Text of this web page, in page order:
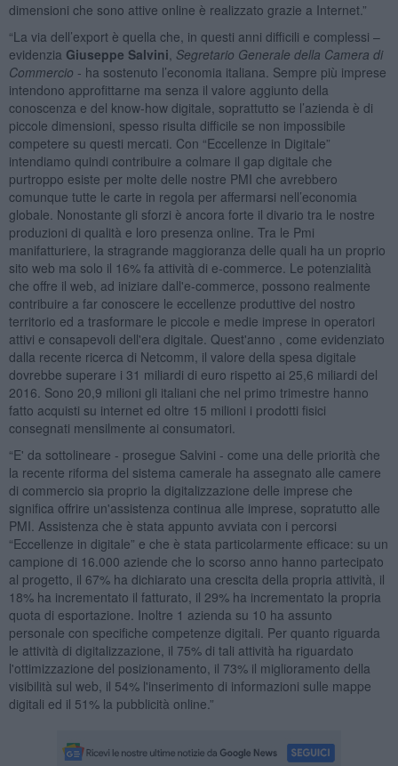
dimensioni che sono attive online è realizzato grazie a Internet.”
“La via dell’export è quella che, in questi anni difficili e complessi –
evidenzia Giuseppe Salvini Segretario Generale della Camera di
Commercio - ha sostenuto l’economia italiana. Sempre più imprese
intendono approfittarne ma senza il valore aggiunto della
conoscenza e del know-how digitale, soprattutto se l’azienda è di
piccole dimensioni, spesso risulta difficile se non impossibile
competere su questi mercati. Con “Eccellenze in Digitale”
intendiamo quindi contribuire a colmare il gap digitale che
purtroppo esiste per molte delle nostre PMI che avrebbero
comunque tutte le carte in regola per affermarsi nell’economia
globale. Nonostante gli sforzi è ancora forte il divario tra le nostre
produzioni di qualità e loro presenza online. Tra le Pmi
manifatturiere, la stragrande maggioranza delle quali ha un proprio
sito web ma solo il 16% fa attività di e-commerce. Le potenzialità
che offre il web, ad iniziare dall'e-commerce, possono realmente
contribuire a far conoscere le eccellenze produttive del nostro
territorio ed a trasformare le piccole e medie imprese in operatori
attivi e consapevoli dell'era digitale. Quest'anno , come evidenziato
dalla recente ricerca di Netcomm, il valore della spesa digitale
dovrebbe superare i 31 miliardi di euro rispetto ai 25,6 miliardi del
2016. Sono 20,9 milioni gli italiani che nel primo trimestre hanno
fatto acquisti su internet ed oltre 15 milioni i prodotti fisici
consegnati mensilmente ai consumatori.
“E' da sottolineare - prosegue Salvini - come una delle priorità che
la recente riforma del sistema camerale ha assegnato alle camere
di commercio sia proprio la digitalizzazione delle imprese che
significa offrire un'assistenza continua alle imprese, sopratutto alle
PMI. Assistenza che è stata appunto avviata con i percorsi
“Eccellenze in digitale” e che è stata particolarmente efficace: su un
campione di 16.000 aziende che lo scorso anno hanno partecipato
al progetto, il 67% ha dichiarato una crescita della propria attività, il
18% ha incrementato il fatturato, il 29% ha incrementato la propria
quota di esportazione. Inoltre 1 azienda su 10 ha assunto
personale con specifiche competenze digitali. Per quanto riguarda
le attività di digitalizzazione, il 75% di tali attività ha riguardato
l'ottimizzazione del posizionamento, il 73% il miglioramento della
visibilità sul web, il 54% l'inserimento di informazioni sulle mappe
digitali ed il 51% la pubblicità online.”